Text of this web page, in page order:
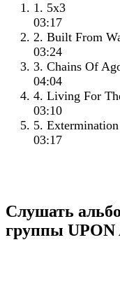
1. 5x3
03:17
2. Built From
03:24
3. Chains Of
04:04
4. Living For
03:10
5. Extermination
03:17
Слушать
группы